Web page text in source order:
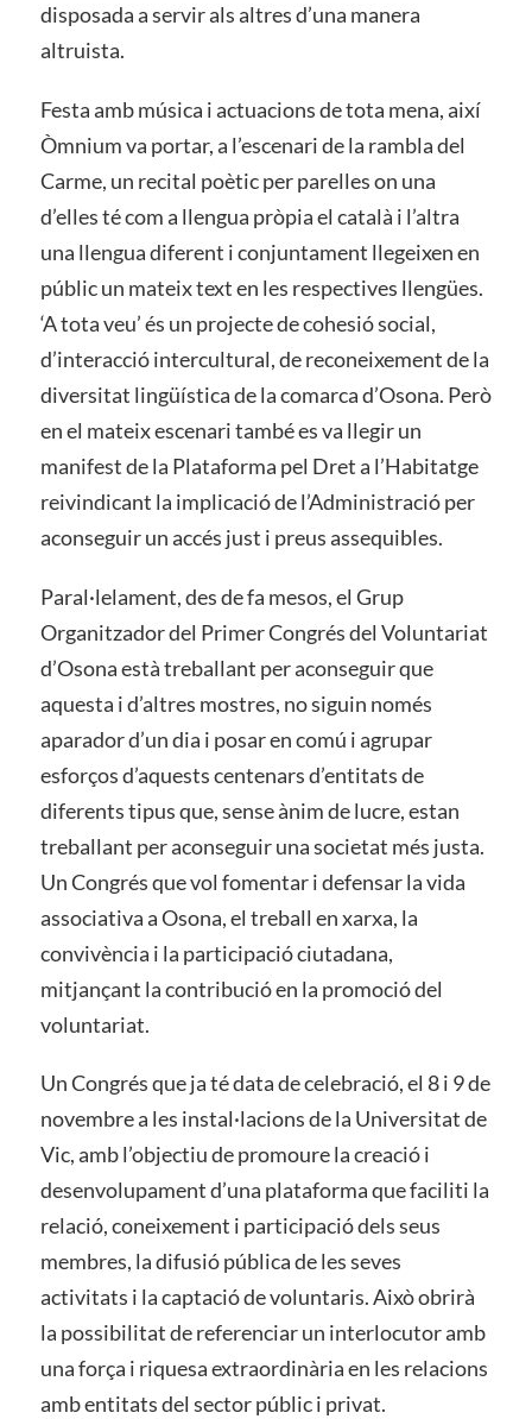
disposada a servir als altres d’una manera
altruista.
Festa amb música i actuacions de tota mena, així
Òmnium va portar, a l’escenari de la rambla del
Carme, un recital poètic per parelles on una
d’elles té com a llengua pròpia el català i l’altra
una llengua diferent i conjuntament llegeixen en
públic un mateix text en les respectives llengües.
‘A tota veu’ és un projecte de cohesió social,
d’interacció intercultural, de reconeixement de la
diversitat lingüística de la comarca d’Osona. Però
en el mateix escenari també es va llegir un
manifest de la Plataforma pel Dret a l’Habitatge
reivindicant la implicació de l’Administració per
aconseguir un accés just i preus assequibles.
Paral·lelament, des de fa mesos, el Grup
Organitzador del Primer Congrés del Voluntariat
d’Osona està treballant per aconseguir que
aquesta i d’altres mostres, no siguin només
aparador d’un dia i posar en comú i agrupar
esforços d’aquests centenars d’entitats de
diferents tipus que, sense ànim de lucre, estan
treballant per aconseguir una societat més justa.
Un Congrés que vol fomentar i defensar la vida
associativa a Osona, el treball en xarxa, la
convivència i la participació ciutadana,
mitjançant la contribució en la promoció del
voluntariat.
Un Congrés que ja té data de celebració, el 8 i 9 de
novembre a les instal·lacions de la Universitat de
Vic, amb l’objectiu de promoure la creació i
desenvolupament d’una plataforma que faciliti la
relació, coneixement i participació dels seus
membres, la difusió pública de les seves
activitats i la captació de voluntaris. Això obrirà
la possibilitat de referenciar un interlocutor amb
una força i riquesa extraordinària en les relacions
amb entitats del sector públic i privat.